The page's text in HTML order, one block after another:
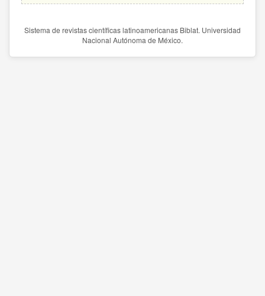
Sistema de revistas científicas latinoamericanas Biblat. Universidad
Nacional Autónoma de México.